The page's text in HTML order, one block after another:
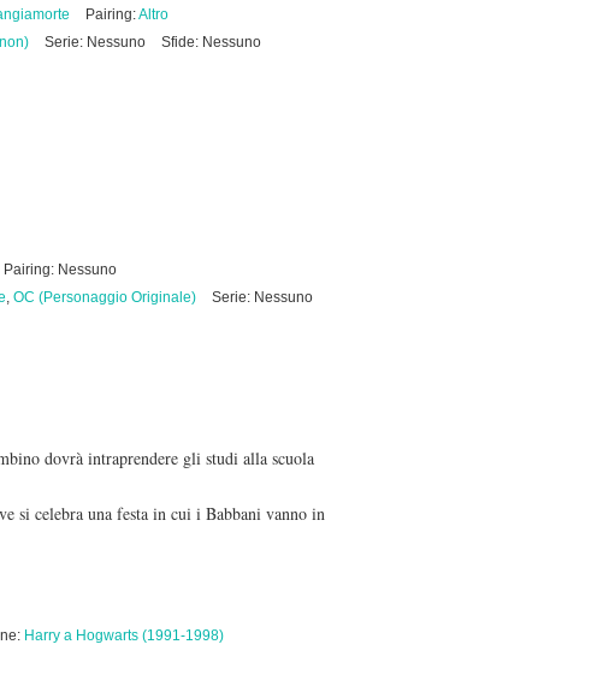
Pairing:Altro
Serie: Nessuno
Sfide: Nessuno
Pairing: Nessuno
, OC (Personaggio Originale)
Serie: Nessuno
dovrà intraprendere gli studi alla scuola
si celebra una festa in cui i Babbani vanno in
Harry a Hogwarts (1991-1998)